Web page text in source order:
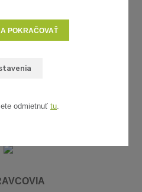
774 174 332
zahrada.sk
POKRAČOVAŤ
odmietnuť tu